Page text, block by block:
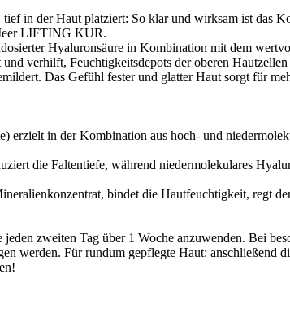
in der Haut platziert: So klar und wirksam ist das
LIFTING KUR.
Hyaluronsäure in Kombination mit dem
verhilft, Feuchtigkeitsdepots der oberen
Das Gefühl fester und glatter Haut sorgt für
erzielt in der Kombination aus hoch- und
die Faltentiefe, während niedermolekulares
bindet die Hautfeuchtigkeit, regt
zweiten Tag über 1 Woche anzuwenden. Bei
werden. Für rundum gepflegte Haut: anschließend